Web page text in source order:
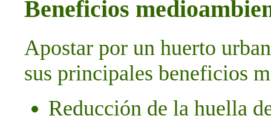
Beneficios
Apostar por un huerto
sus principales beneficios
Reducción de la huella